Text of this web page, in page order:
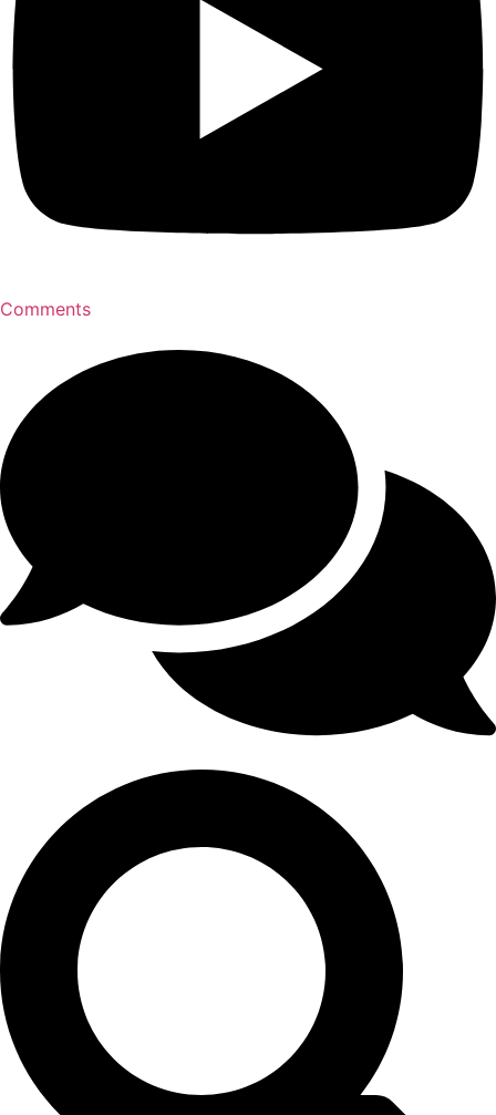
Comments